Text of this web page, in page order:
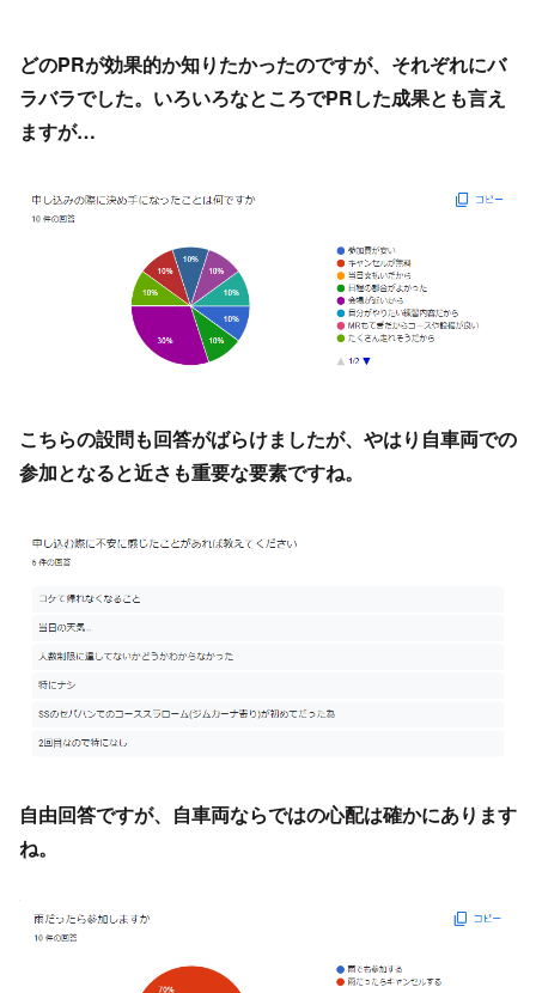
どのPRが効果的か知りたかったのですが、それぞれにバ
ラバラでした。いろいろなところでPRした成果とも言え
ますが…
こちらの設問も回答がばらけましたが、やはり自車両での
参加となると近さも重要な要素ですね。
自由回答ですが、自車両ならではの心配は確かにあります
ね。